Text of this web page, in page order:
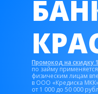
Промокод на скидку
по займу
физическим лицам
в ООО «Кредиска
от 1 000 до 50 000